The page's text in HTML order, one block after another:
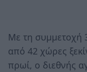
Με τη συμμετοχή
από 42 χώρες
πρωί, ο διεθνής